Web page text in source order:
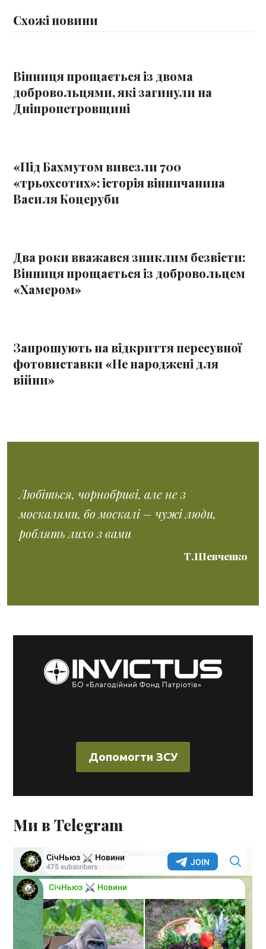
Схожі новини
Вінниця прощається із двома
добровольцями, які загинули на
Дніпропетровщині
«Під Бахмутом вивезли 700
«трьохсотих»: історія вінничанина
Василя Коцеруби
Два роки вважався зниклим безвісти:
Вінниця прощається із добровольцем
«Хамером»
Запрошують на відкриття пересувної
фотовиставки «Не народжені для
війни»
Любіться, чорнобриві, але не з
москалями, бо москалі – чужі люди,
роблять лихо з вами
Т.Шевченко
Допомогти ЗСУ
Ми в Telegram